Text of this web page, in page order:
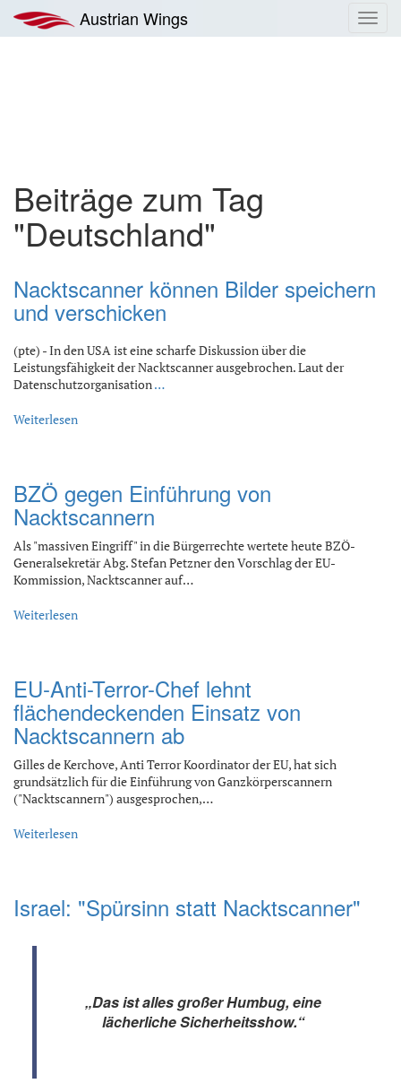
Inhalt
springen
Austrian Wings
Beiträge zum Tag
"Deutschland"
Nacktscanner können Bilder speichern
und verschicken
(pte) - In den USA ist eine scharfe Diskussion über die
Leistungsfähigkeit der Nacktscanner ausgebrochen. Laut der
Datenschutzorganisation…
Weiterlesen
BZÖ gegen Einführung von
Nacktscannern
Als "massiven Eingriff" in die Bürgerrechte wertete heute BZÖ-
Generalsekretär Abg. Stefan Petzner den Vorschlag der EU-
Kommission, Nacktscanner auf…
Weiterlesen
EU-Anti-Terror-Chef lehnt
flächendeckenden Einsatz von
Nacktscannern ab
Gilles de Kerchove, Anti Terror Koordinator der EU, hat sich
grundsätzlich für die Einführung von Ganzkörperscannern
("Nacktscannern") ausgesprochen,…
Weiterlesen
Israel: "Spürsinn statt Nacktscanner"
„Das ist alles großer Humbug, eine
lächerliche Sicherheitsshow.“